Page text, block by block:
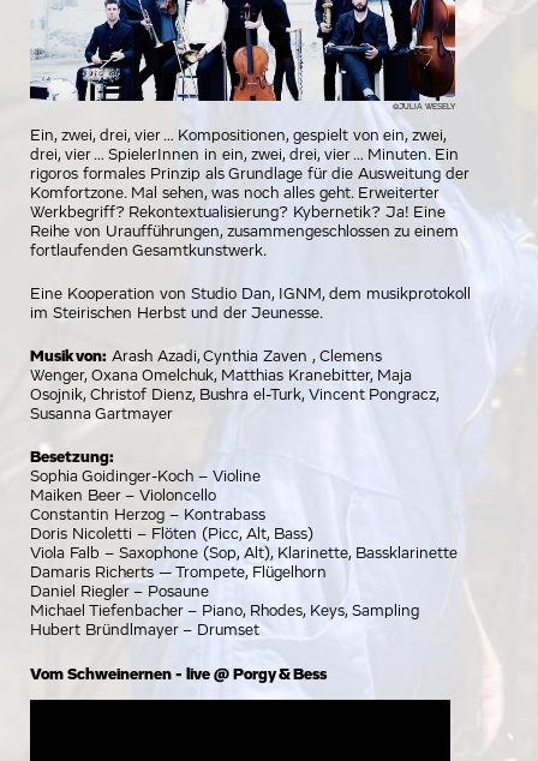
©JULIA WESELY
Ein, zwei, drei, vier … Kompositionen, gespielt von ein, zwei,
drei, vier … SpielerInnen in ein, zwei, drei, vier … Minuten. Ein
rigoros formales Prinzip als Grundlage für die Ausweitung der
Komfortzone. Mal sehen, was noch alles geht. Erweiterter
Werkbegriff? Rekontextualisierung? Kybernetik? Ja! Eine
Reihe von Uraufführungen, zusammengeschlossen zu einem
fortlaufenden Gesamtkunstwerk.
Eine Kooperation von Studio Dan, IGNM, dem musikprotokoll
im Steirischen Herbst und der Jeunesse.
Musik von: Arash Azadi, Cynthia Zaven , Clemens
Wenger, Oxana Omelchuk, Matthias Kranebitter, Maja
Osojnik, Christof Dienz, Bushra el-Turk, Vincent Pongracz,
Susanna Gartmayer
Besetzung:
Sophia Goidinger-Koch – Violine
Maiken Beer – Violoncello
Constantin Herzog – Kontrabass
Doris Nicoletti – Flöten (Picc, Alt, Bass)
Viola Falb – Saxophone (Sop, Alt), Klarinette, Bassklarinette
Damaris Richerts — Trompete, Flügelhorn
Daniel Riegler – Posaune
Michael Tiefenbacher – Piano, Rhodes, Keys, Sampling
Hubert Bründlmayer – Drumset
Vom Schweinernen - live @ Porgy & Bess